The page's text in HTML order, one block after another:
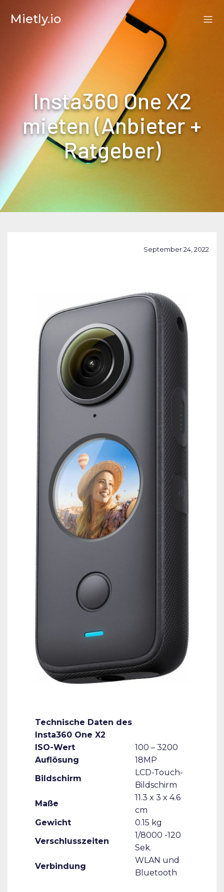
Mietly.io
Insta360 One X2
mieten (Anbieter +
Ratgeber)
September 24, 2022
Technische Daten des
Insta360 One X2
ISO-Wert
100 – 3200
Auflösung
18MP
Bildschirm
LCD-Touch-
Bildschirm
Maße
11.3 x 3 x 4.6
cm
Gewicht
0.15 kg
Verschlusszeiten
1/8000 -120
Sek.
Verbindung
WLAN und
Bluetooth